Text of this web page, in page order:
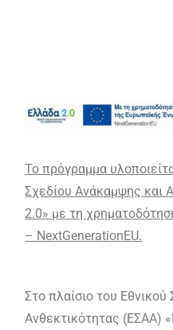
Το πρόγραμμα
Σχεδίου Ανάκαμψης και
2.0» με τη
– NextGenerationEU.
Στο πλαίσιο του
Ανθεκτικότητας (ΕΣΑΑ)